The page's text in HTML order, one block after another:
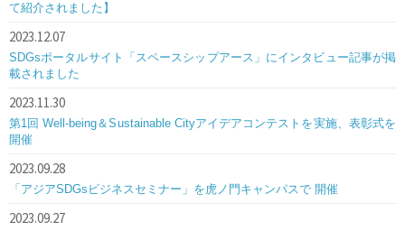
て紹介されました】
2023.12.07
SDGsポータルサイト「スペースシップアース」にインタビュー記事が掲
載されました
2023.11.30
第1回 Well-being＆Sustainable Cityアイデアコンテストを実施、表彰式を
開催
2023.09.28
「アジアSDGsビジネスセミナー」を虎ノ門キャンパスで 開催
2023.09.27